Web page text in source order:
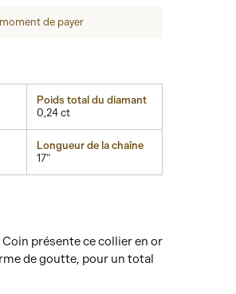
de payer
Poids total du diamant
0,24 ct
Longueur de la chaîne
17"
présente ce collier en or
de goutte, pour un total